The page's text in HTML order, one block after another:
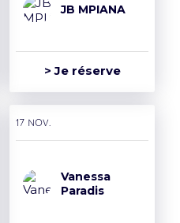
JB MPIANA
> Je réserve
17 nov.
Vanessa
Paradis